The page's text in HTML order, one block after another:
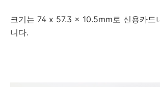
크기는 74 x 57.3 x 10.5mm로 신용카드
니다.